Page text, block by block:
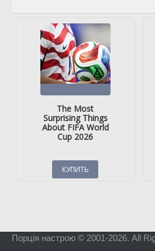
Порція настрою © 2001-2026. All